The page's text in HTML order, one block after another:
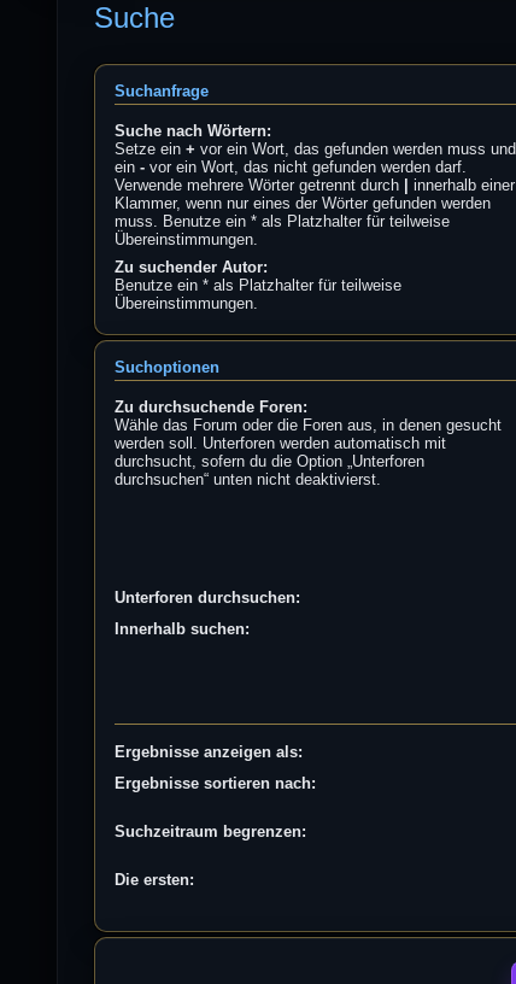
Suche
Suchanfrage
Suche nach Wörtern:
Setze ein+ vor ein Wort, das gefunden werden muss und
ein- vor ein Wort, das nicht gefunden werden darf.
Verwende mehrere Wörter getrennt durch
innerhalb einer
Klammer, wenn nur eines der Wörter gefunden werden
muss. Benutze ein * als Platzhalter für teilweise
Übereinstimmungen.
Zu suchender Autor:
Benutze ein * als Platzhalter für teilweise
Übereinstimmungen.
Suchoptionen
Zu durchsuchende Foren:
Wähle das Forum oder die Foren aus, in denen gesucht
werden soll. Unterforen werden automatisch mit
durchsucht, sofern du die Option „Unterforen
durchsuchen“ unten nicht deaktivierst.
Unterforen durchsuchen:
Innerhalb suchen:
Ergebnisse anzeigen als:
Ergebnisse sortieren nach:
Suchzeitraum begrenzen:
Die ersten: